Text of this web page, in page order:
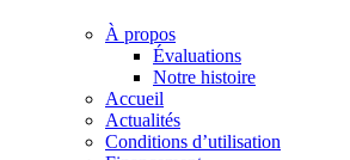
À propos
Évaluations
Notre histoire
Accueil
Actualités
Conditions d’utilisation